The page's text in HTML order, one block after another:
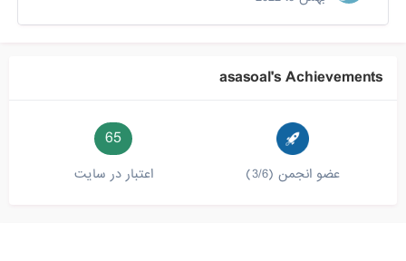
asasoal's Achievements
عضو انجمن (3/6)
65
اعتبار در سایت